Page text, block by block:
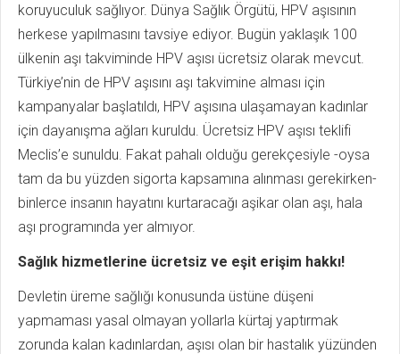
koruyuculuk sağlıyor. Dünya Sağlık Örgütü, HPV aşısının
herkese yapılmasını tavsiye ediyor. Bugün yaklaşık 100
ülkenin aşı takviminde HPV aşısı ücretsiz olarak mevcut.
Türkiye’nin de HPV aşısını aşı takvimine alması için
kampanyalar başlatıldı, HPV aşısına ulaşamayan kadınlar
için dayanışma ağları kuruldu. Ücretsiz HPV aşısı teklifi
Meclis’e sunuldu. Fakat pahalı olduğu gerekçesiyle -oysa
tam da bu yüzden sigorta kapsamına alınması gerekirken-
binlerce insanın hayatını kurtaracağı aşikar olan aşı, hala
aşı programında yer almıyor.
Sağlık hizmetlerine ücretsiz ve eşit erişim hakkı!
Devletin üreme sağlığı konusunda üstüne düşeni
yapmaması yasal olmayan yollarla kürtaj yaptırmak
zorunda kalan kadınlardan, aşısı olan bir hastalık yüzünden